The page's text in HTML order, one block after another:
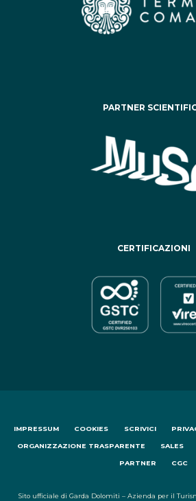
PARTNER
CERTIFICAZIONI
IMPRESSUM COOKIES SCRIVICI
ORGANIZZAZIONE TRASPARENTE SALES
PARTNER CGC
Sito ufficiale di Garda Dolomiti – Azienda per il